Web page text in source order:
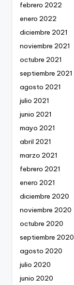
febrero 2022
enero 2022
diciembre 2021
noviembre 2021
octubre 2021
septiembre 2021
agosto 2021
julio 2021
junio 2021
mayo 2021
abril 2021
marzo 2021
febrero 2021
enero 2021
diciembre 2020
noviembre 2020
octubre 2020
septiembre 2020
agosto 2020
julio 2020
junio 2020